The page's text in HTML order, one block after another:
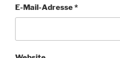
E-Mail-Adresse*